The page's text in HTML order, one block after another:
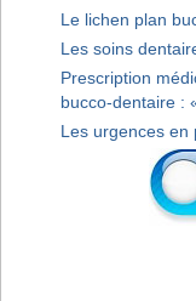
Le lichen plan
Les soins
Prescription
bucco-dentaire :
Les urgences en